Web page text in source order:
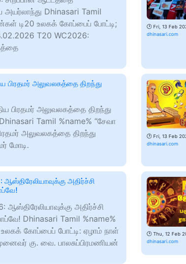
அயர்லாந்து Dhinasari Tamil
டி20 உலகக் கோப்பைப் போட்டி;
T20 WC2026:
🕑 Fri, 13 Feb
dhinasari.com
பிரதமர் அலுவலகத்தை திறந்து
பிரதமர் அலுவலகத்தை திறந்து
Tamil %name% “சேவா
அலுவலகத்தை திறந்து
மோடி.
🕑 Fri, 13 Feb
dhinasari.com
அதிர்ச்சி
ஆஸ்திரேலியாவுக்கு அதிர்ச்சி
Dhinasari Tamil %name%
கோப்பைப் போட்டி: ஏழாம் நாள்
கு. வை. பாலசுப்பிரமணியன்
🕑 Thu, 12 Feb
dhinasari.com